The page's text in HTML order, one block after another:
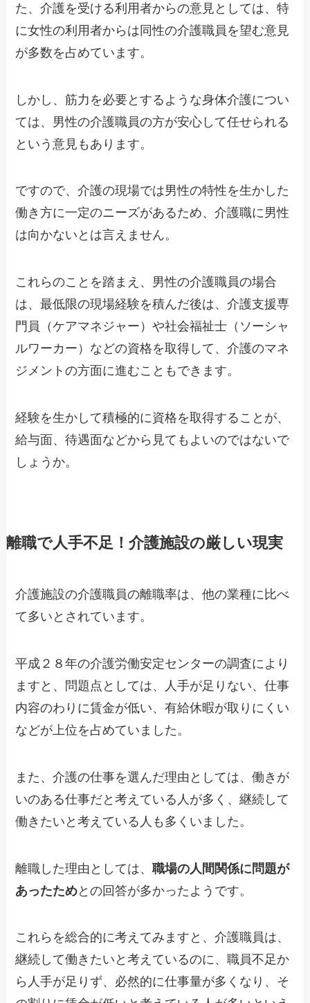
た、介護を受ける利用者からの意見としては、特
に女性の利用者からは同性の介護職員を望む意見
が多数を占めています。
しかし、筋力を必要とするような身体介護につい
ては、男性の介護職員の方が安心して任せられる
という意見もあります。
ですので、介護の現場では男性の特性を生かした
働き方に一定のニーズがあるため、介護職に男性
は向かないとは言えません。
これらのことを踏まえ、男性の介護職員の場合
は、最低限の現場経験を積んだ後は、介護支援専
門員（ケアマネジャー）や社会福祉士（ソーシャ
ルワーカー）などの資格を取得して、介護のマネ
ジメントの方面に進むこともできます。
経験を生かして積極的に資格を取得することが、
給与面、待遇面などから見てもよいのではないで
しょうか。
離職で人手不足！介護施設の厳しい現実
介護施設の介護職員の離職率は、他の業種に比べ
て多いとされています。
平成２８年の介護労働安定センターの調査により
ますと、問題点としては、人手が足りない、仕事
内容のわりに賃金が低い、有給休暇が取りにくい
などが上位を占めていました。
また、介護の仕事を選んだ理由としては、働きが
いのある仕事だと考えている人が多く、継続して
働きたいと考えている人も多くいました。
離職した理由としては、職場の人間関係に問題が
あったためとの回答が多かったようです。
これらを総合的に考えてみますと、介護職員は、
継続して働きたいと考えているのに、職員不足か
ら人手が足りず、必然的に仕事量が多くなり、そ